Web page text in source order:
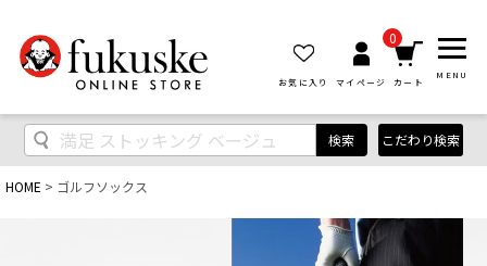
お気に入り マイページ
0
カート
MENU
検索 こだわり検索
HOME ゴルフソックス